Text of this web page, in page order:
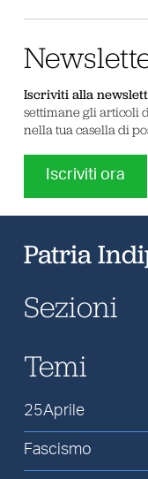
Iscriviti alla
settimane gli articoli
nella tua casella di
Iscriviti ora
Patria
Sezioni
Temi
25Aprile
Fascismo